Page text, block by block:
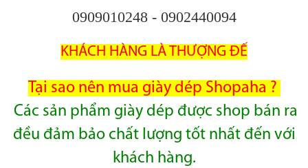
0909010248 - 0902440094
KHÁCH HÀNG LÀ THƯỢNG ĐẾ
Tại sao nên mua giày dép Shopaha ?
Các sản phẩm giày dép được shop bán ra
đều đảm bảo chất lượng tốt nhất đến với
khách hàng.